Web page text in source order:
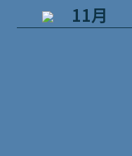
11月